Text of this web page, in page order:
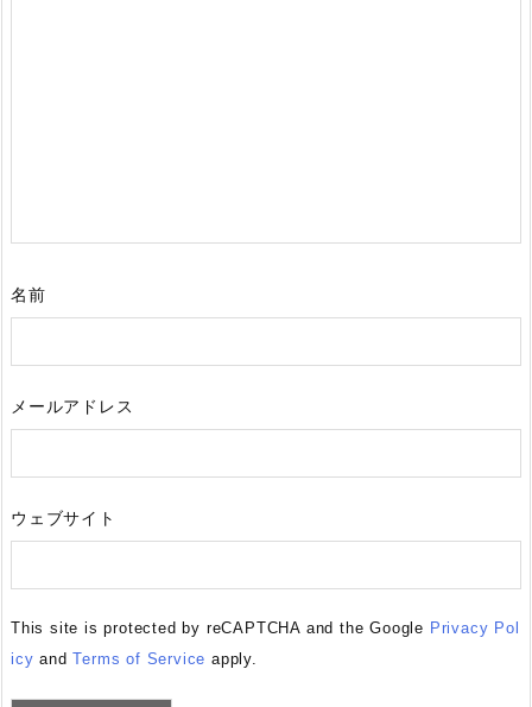
名前
メールアドレス
ウェブサイト
This site is protected by reCAPTCHA and the Google Privacy Pol
icy andTerms of Service apply.